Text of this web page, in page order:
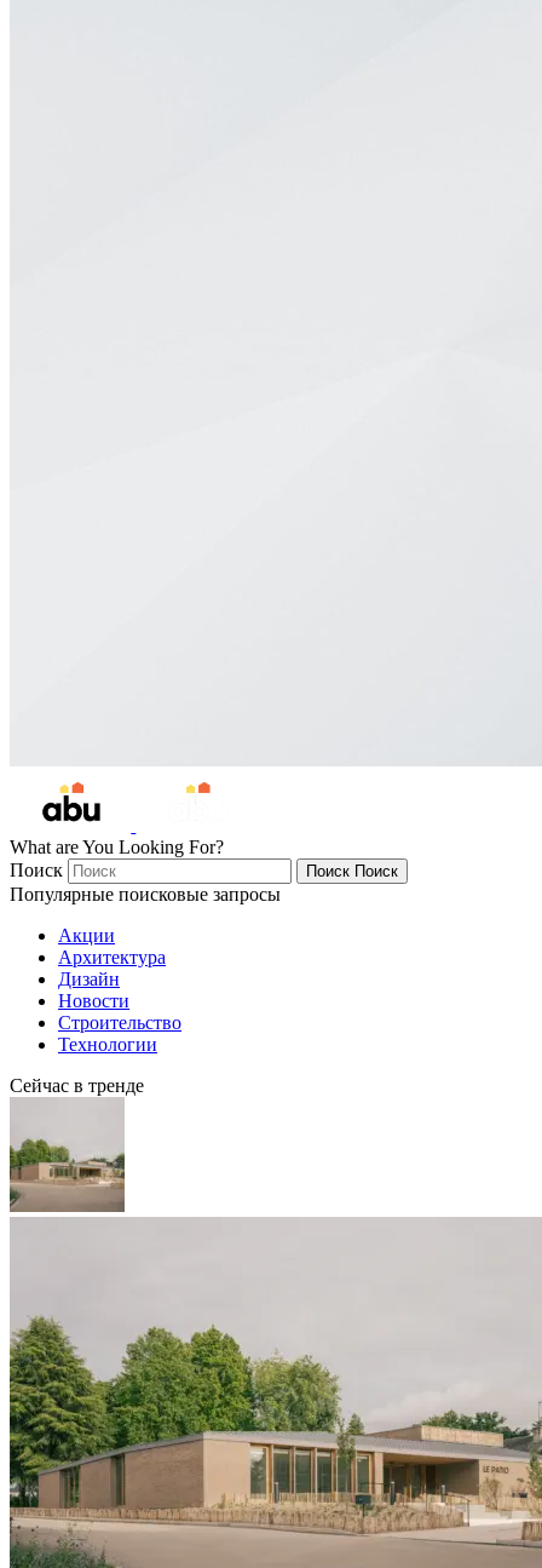
What are You Looking For?
Поиск
Поиск Поиск
Популярные поисковые запросы
Акции
Архитектура
Дизайн
Новости
Строительство
Технологии
Сейчас в тренде